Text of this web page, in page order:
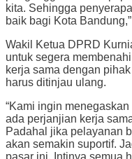
kita. Sehingga
baik bagi Kota
Wakil Ketua DPRD
untuk segera
kerja sama dengan
harus ditinjau ulang.
“Kami ingin
ada perjanjian kerja
Padahal jika pelayanan
akan semakin suportif.
pasar ini. Intinya semua